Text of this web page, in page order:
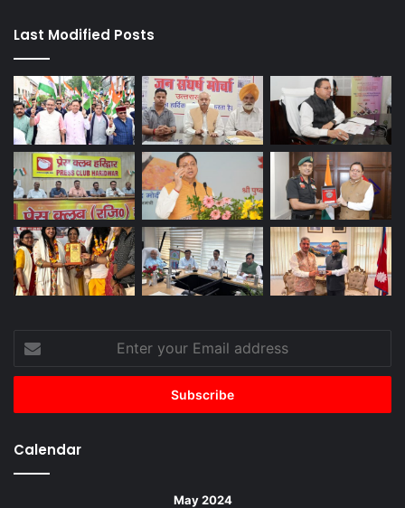
Last Modified Posts
your
Email
Calendar
May 2024